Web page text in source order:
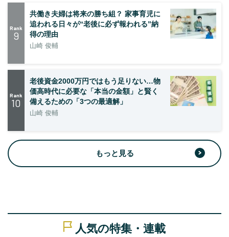
Rank
9
共働き夫婦は将来の勝ち組？ 家事育児に
追われる日々が“老後に必ず報われる”納
得の理由
山崎 俊輔
Rank
10
老後資金2000万円ではもう足りない…物
価高時代に必要な「本当の金額」と賢く
備えるための「3つの最適解」
山崎 俊輔
もっと見る
人気の特集・連載